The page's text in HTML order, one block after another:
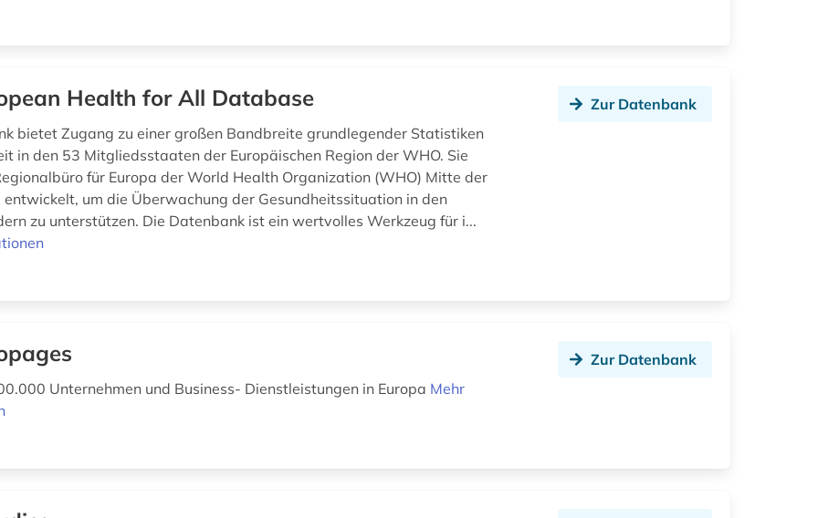
Health for All Database
bietet Zugang zu einer großen Bandbreite grundlegender Statistiken
in den 53 Mitgliedsstaaten der Europäischen Region der WHO. Sie
für Europa der World Health Organization (WHO) Mitte der
entwickelt, um die Überwachung der Gesundheitssituation in den
zu unterstützen. Die Datenbank ist ein wertvolles Werkzeug für i...
Zur Datenbank
Unternehmen und Business- Dienstleistungen in Europa Mehr
Zur Datenbank